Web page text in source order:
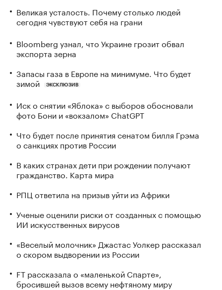
Великая усталость. Почему столько людей
сегодня чувствуют себя на грани
Bloomberg узнал, что Украине грозит обвал
экспорта зерна
Запасы газа в Европе на минимуме. Что будет
зимой
ЭКСКЛЮЗИВ
Иск о снятии «Яблока» с выборов обосновали
фото Бони и «вокзалом» ChatGPT
Что будет после принятия сенатом билля Грэма
о санкциях против России
В каких странах дети при рождении получают
гражданство. Карта мира
РПЦ ответила на призыв уйти из Африки
Ученые оценили риски от созданных с помощью
ИИ искусственных вирусов
«Веселый молочник» Джастас Уолкер рассказал
о скором выдворении из России
FT рассказала о «маленькой Спарте»,
бросившей вызов всему нефтяному миру